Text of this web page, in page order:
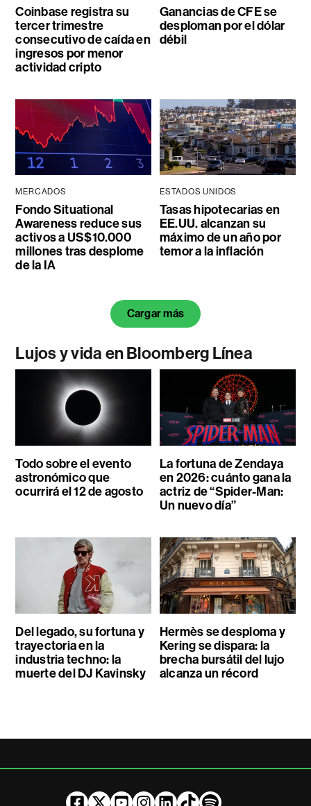
Coinbase registra su
tercer trimestre
consecutivo de caída en
ingresos por menor
actividad cripto
Ganancias de CFE se
desploman por el dólar
débil
MERCADOS
Fondo Situational
Awareness reduce sus
activos a US$10.000
millones tras desplome
de la IA
ESTADOS UNIDOS
Tasas hipotecarias en
EE.UU. alcanzan su
máximo de un año por
temor a la inflación
Cargar más
Lujos y vida en Bloomberg Línea
Todo sobre el evento
astronómico que
ocurrirá el 12 de agosto
La fortuna de Zendaya
en 2026: cuánto gana la
actriz de “Spider-Man:
Un nuevo día”
Del legado, su fortuna y
trayectoria en la
industria techno: la
muerte del DJ Kavinsky
Hermès se desploma y
Kering se dispara: la
brecha bursátil del lujo
alcanza un récord